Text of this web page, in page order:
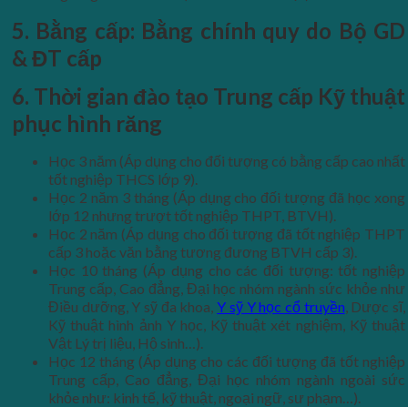
5. Bằng cấp: Bằng chính quy do Bộ GD
& ĐT cấp
6. Thời gian đào tạo Trung cấp Kỹ thuật
phục hình răng
Học 3 năm (Áp dụng cho đối tượng có bằng cấp cao nhất
tốt nghiệp THCS lớp 9).
Học 2 năm 3 tháng (Áp dụng cho đối tượng đã học xong
lớp 12 nhưng trượt tốt nghiệp THPT, BTVH).
Học 2 năm (Áp dụng cho đối tượng đã tốt nghiệp THPT
cấp 3 hoặc văn bằng tương đương BTVH cấp 3).
Học 10 tháng (Áp dụng cho các đối tượng: tốt nghiệp
Trung cấp, Cao đẳng, Đại học nhóm ngành sức khỏe như
Điều dưỡng, Y sỹ đa khoa,Y sỹ Y học cổ truyền, Dược sĩ,
Kỹ thuật hình ảnh Y học, Kỹ thuật xét nghiệm, Kỹ thuật
Vật Lý trị liệu, Hộ sinh…).
Học 12 tháng (Áp dụng cho các đối tượng đã tốt nghiệp
Trung cấp, Cao đẳng, Đại học nhóm ngành ngoài sức
khỏe như: kinh tế, kỹ thuật, ngoại ngữ, sư phạm…).